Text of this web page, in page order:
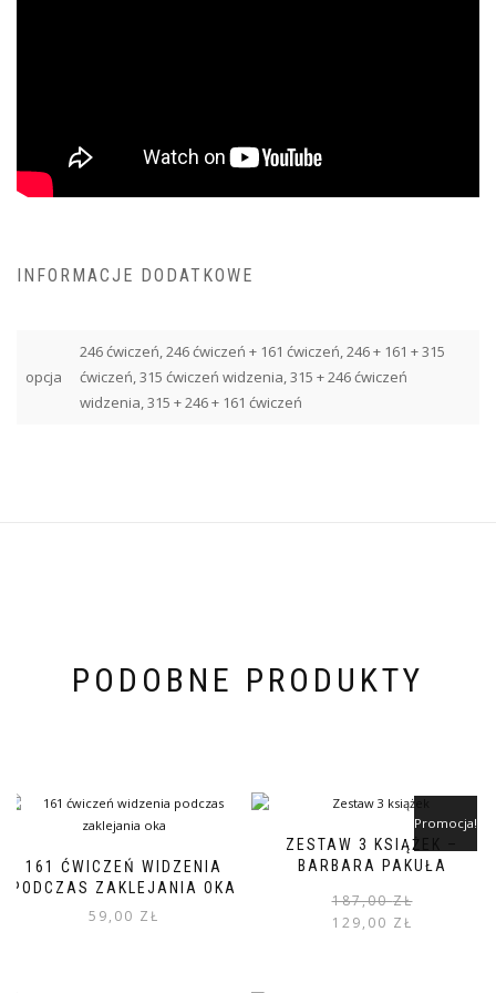
INFORMACJE DODATKOWE
opcja
246 ćwiczeń, 246 ćwiczeń + 161 ćwiczeń, 246 + 161 + 315
ćwiczeń, 315 ćwiczeń widzenia, 315 + 246 ćwiczeń
widzenia, 315 + 246 + 161 ćwiczeń
PODOBNE PRODUKTY
161 ĆWICZEŃ WIDZENIA
PODCZAS ZAKLEJANIA OKA
59,00 ZŁ
ZESTAW 3 KSIĄŻEK –
BARBARA PAKUŁA
Promocja!
187,00ZŁ
129,00 ZŁ